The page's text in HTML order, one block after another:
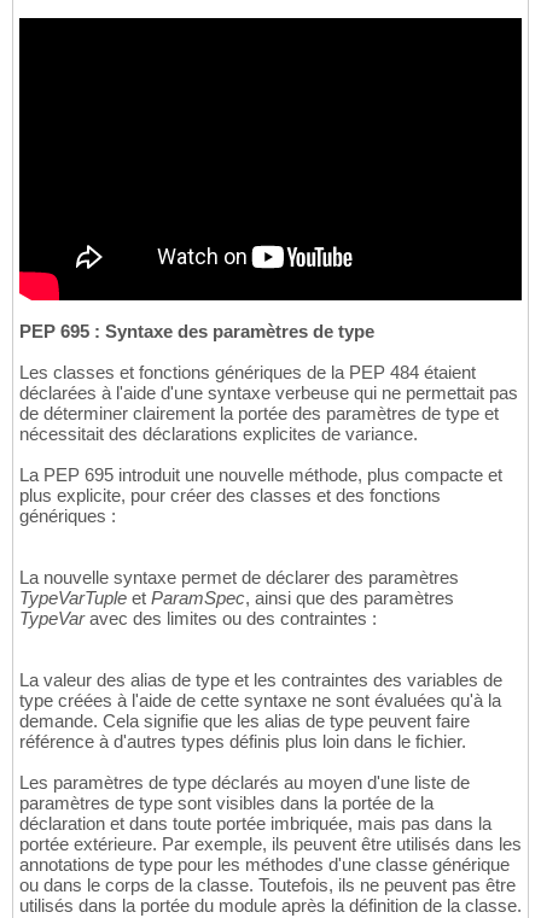
PEP 695 : Syntaxe des paramètres de type
Les classes et fonctions génériques de la PEP 484 étaient
déclarées à l'aide d'une syntaxe verbeuse qui ne permettait pas
de déterminer clairement la portée des paramètres de type et
nécessitait des déclarations explicites de variance.
La PEP 695 introduit une nouvelle méthode, plus compacte et
plus explicite, pour créer des classes et des fonctions
génériques :
La nouvelle syntaxe permet de déclarer des paramètres
TypeVarTuple et ParamSpec, ainsi que des paramètres
TypeVaravec des limites ou des contraintes :
La valeur des alias de type et les contraintes des variables de
type créées à l'aide de cette syntaxe ne sont évaluées qu'à la
demande. Cela signifie que les alias de type peuvent faire
référence à d'autres types définis plus loin dans le fichier.
Les paramètres de type déclarés au moyen d'une liste de
paramètres de type sont visibles dans la portée de la
déclaration et dans toute portée imbriquée, mais pas dans la
portée extérieure. Par exemple, ils peuvent être utilisés dans les
annotations de type pour les méthodes d'une classe générique
ou dans le corps de la classe. Toutefois, ils ne peuvent pas être
utilisés dans la portée du module après la définition de la classe.